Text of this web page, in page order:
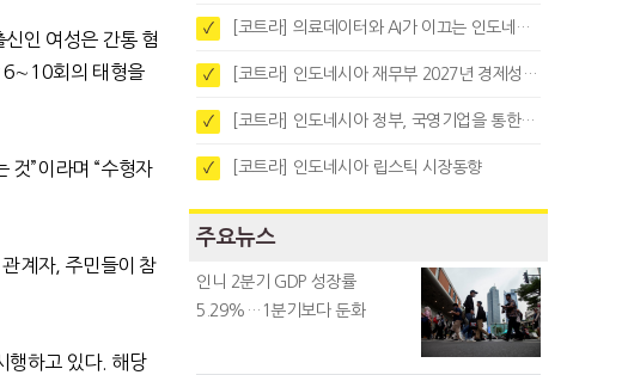
인 여성은 간통 혐
6∼10회의 태형을
것”이라며 “수형자
계자, 주민들이 참
행하고 있다. 해당
✓ [코트라] 의료데이터와 AI가 이끄는 인도네시아 디지털 헬스케어 시장 트렌드
✓ [코트라] 인도네시아 재무부 2027년 경제성장 전망 및 목표 발표
✓ [코트라] 인도네시아 정부, 국영기업을 통한 석탄·팜유·합금철 수출 중앙집중화 추진
✓ [코트라] 인도네시아 립스틱 시장동향
주요뉴스
인니 2분기 GDP 성장률
5.29%…1분기보다 둔화